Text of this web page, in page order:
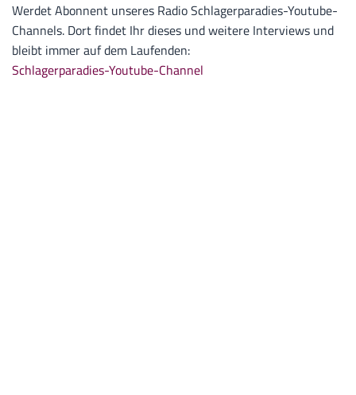
Werdet Abonnent unseres Radio Schlagerparadies-Youtube-
Channels. Dort findet Ihr dieses und weitere Interviews und
bleibt immer auf dem Laufenden:
Schlagerparadies-Youtube-Channel